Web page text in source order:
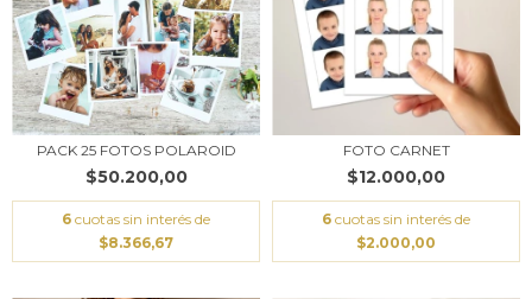
PACK 25 FOTOS POLAROID
$50.200,00
6 cuotas sin interés de
$8.366,67
FOTO CARNET
$12.000,00
6 cuotas sin interés de
$2.000,00